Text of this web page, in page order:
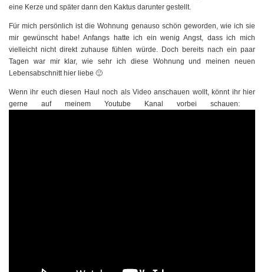
eine Kerze und später dann den Kaktus darunter gestellt.
Für mich persönlich ist die Wohnung genauso schön geworden, wie ich sie
mir gewünscht habe! Anfangs hatte ich ein wenig Angst, dass ich mich
vielleicht nicht direkt zuhause fühlen würde. Doch bereits nach ein paar
Tagen war mir klar, wie sehr ich diese Wohnung und meinen neuen
Lebensabschnitt hier liebe 🙂
Wenn ihr euch diesen Haul noch als Video anschauen wollt, könnt ihr hier
gerne auf meinem Youtube Kanal vorbei schauen: